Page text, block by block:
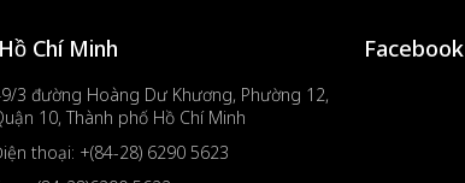
Chí Minh
3 đường Hoàng Dư Khương, Phường 12,
10, Thành phố Hồ Chí Minh
thoại: +(84-28) 6290 5623
Facebook